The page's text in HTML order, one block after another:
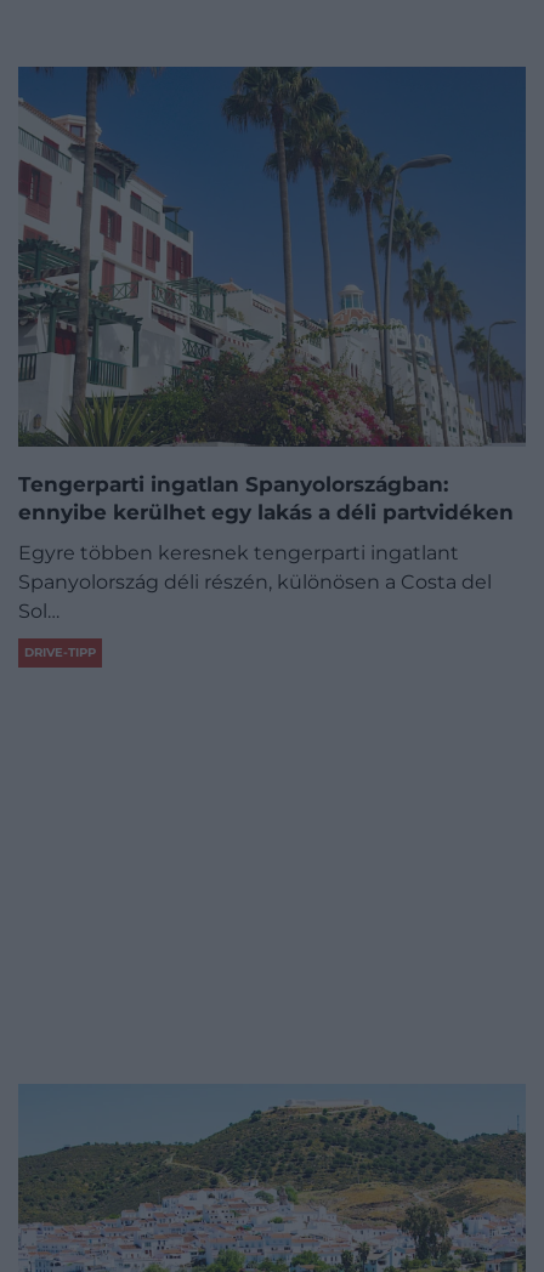
Tengerparti ingatlan Spanyolországban:
ennyibe kerülhet egy lakás a déli partvidéken
Egyre többen keresnek tengerparti ingatlant
Spanyolország déli részén, különösen a Costa del
Sol…
DRIVE-TIPP